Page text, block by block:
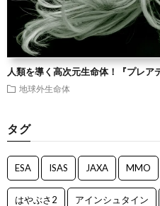
人類を導く高次元生命体！『プレア
地球外生命体
タグ
ESA ISAS JAXA MMO
はやぶさ2 アインシュタイン